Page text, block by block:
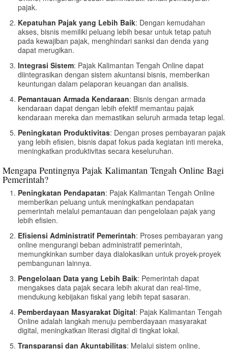
pajak.
Kepatuhan Pajak yang Lebih Baik: Dengan kemudahan
akses, bisnis memiliki peluang lebih besar untuk tetap patuh
pada kewajiban pajak, menghindari sanksi dan denda yang
dapat merugikan.
Integrasi Sistem: Pajak Kalimantan Tengah Online dapat
diintegrasikan dengan sistem akuntansi bisnis, memberikan
keuntungan dalam pelaporan keuangan dan analisis.
Pemantauan Armada Kendaraan: Bisnis dengan armada
kendaraan dapat dengan lebih efektif memantau pajak
kendaraan mereka dan memastikan seluruh armada tetap legal.
Peningkatan Produktivitas: Dengan proses pembayaran pajak
yang lebih efisien, bisnis dapat fokus pada kegiatan inti mereka,
meningkatkan produktivitas secara keseluruhan.
Mengapa Pentingnya Pajak Kalimantan Tengah Online Bagi
Pemerintah?
Peningkatan Pendapatan: Pajak Kalimantan Tengah Online
memberikan peluang untuk meningkatkan pendapatan
pemerintah melalui pemantauan dan pengelolaan pajak yang
lebih efisien.
Efisiensi Administratif Pemerintah: Proses pembayaran yang
online mengurangi beban administratif pemerintah,
memungkinkan sumber daya dialokasikan untuk proyek-proyek
pembangunan lainnya.
Pengelolaan Data yang Lebih Baik: Pemerintah dapat
mengakses data pajak secara lebih akurat dan real-time,
mendukung kebijakan fiskal yang lebih tepat sasaran.
Pemberdayaan Masyarakat Digital: Pajak Kalimantan Tengah
Online adalah langkah menuju pemberdayaan masyarakat
digital, meningkatkan literasi digital di tingkat lokal.
Transparansi dan Akuntabilitas: Melalui sistem online,